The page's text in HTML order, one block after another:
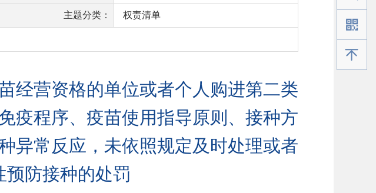
主题分类： 权责清单
经营资格的单位或者个人购进第二类
疫程序、疫苗使用指导原则、接种方
异常反应，未依照规定及时处理或者
防接种的处罚
手机版